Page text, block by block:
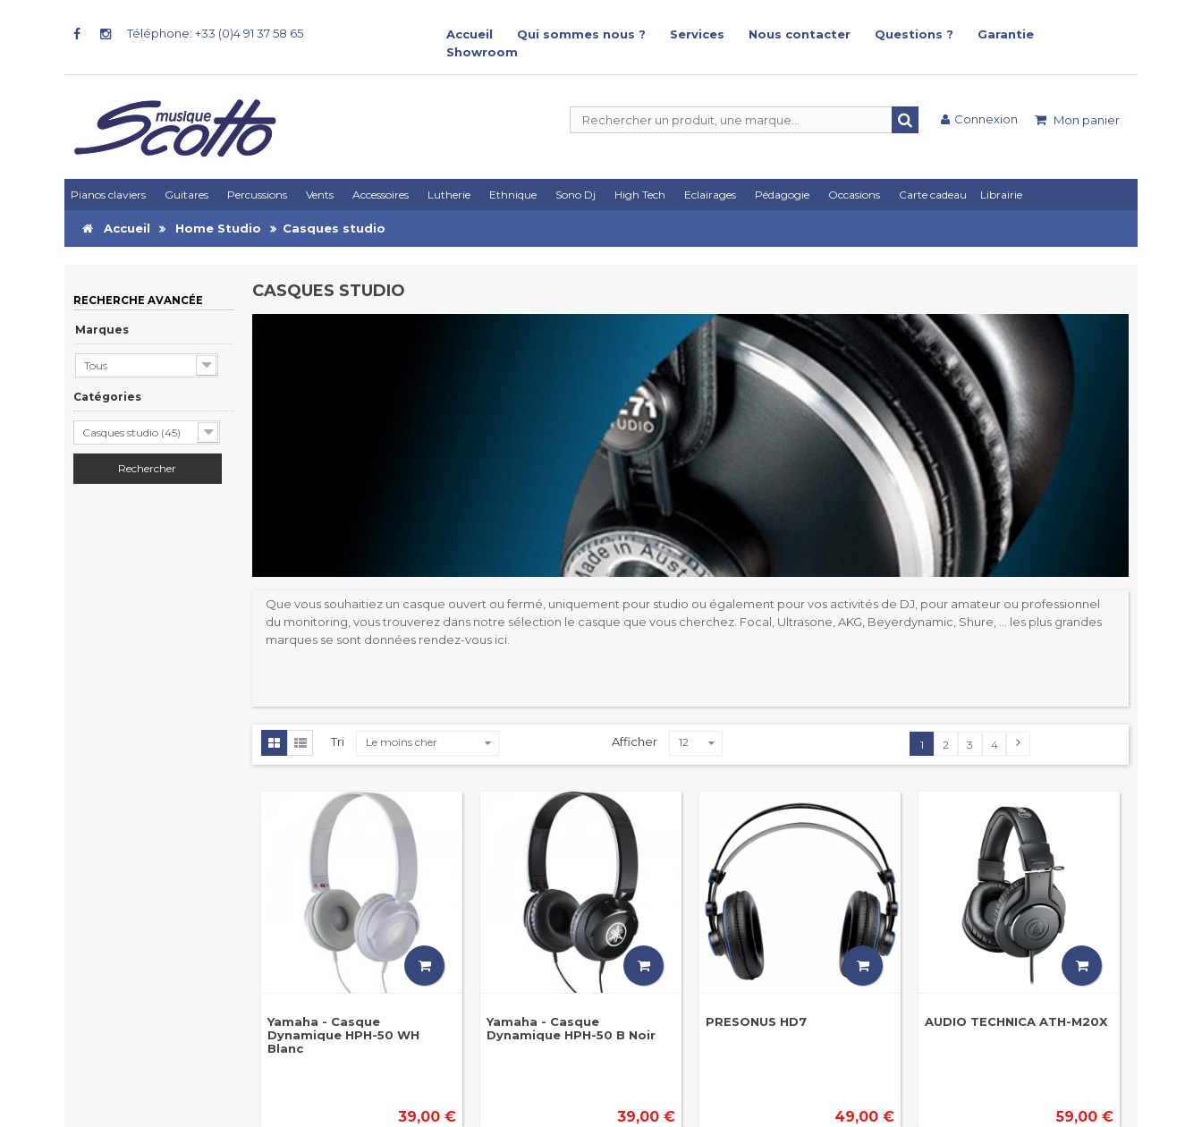
Téléphone: +33 (0)4 91 37 58 65 Accueil Qui sommes nous ? Services Nous contacter Questions ?
Garantie
Showroom
Mon panier
Connexion
Pianos claviers Guitares Percussions Vents Accessoires Lutherie Ethnique Sono Dj High Tech Eclairages Pédagogie Occasions Carte cadeau Librairie
Accueil Home Studio Casques studio
RECHERCHE AVANCÉE
Marques
Tous
Catégories
Casques studio (45)
CASQUES STUDIO
Que vous souhaitiez un casque ouvert ou fermé, uniquement pour studio ou également pour vos activités de DJ, pour amateur ou professionnel
du monitoring, vous trouverez dans notre sélection le casque que vous cherchez. Focal, Ultrasone, AKG, Beyerdynamic, Shure, … les plus grandes
marques se sont données rendez-vous ici.
1 2 3 4
Tri Le moins cher Afficher 12
Yamaha - Casque
Dynamique HPH-50 WH
Blanc
39,00 €
Yamaha - Casque
Dynamique HPH-50 B Noir
39,00 €
PRESONUS HD7
49,00 €
AUDIO TECHNICA ATH-M20X
59,00 €